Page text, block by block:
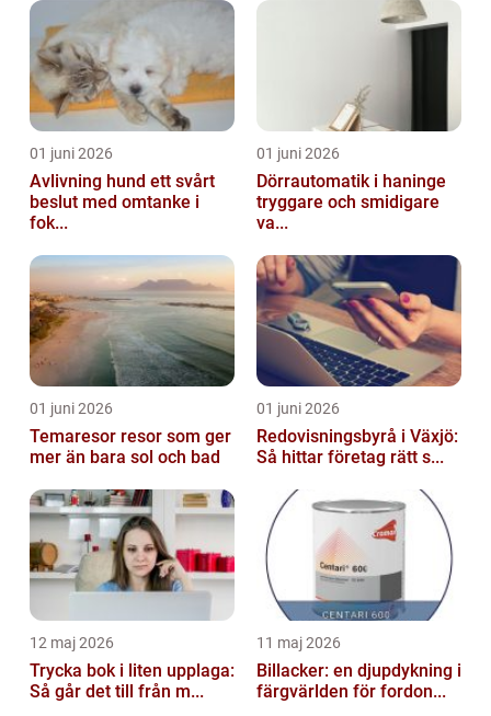
01 juni 2026
Avlivning hund ett svårt
beslut med omtanke i
fok...
01 juni 2026
Dörrautomatik i haninge
tryggare och smidigare
va...
01 juni 2026
Temaresor resor som ger
mer än bara sol och bad
01 juni 2026
Redovisningsbyrå i Växjö:
Så hittar företag rätt s...
12 maj 2026
Trycka bok i liten upplaga:
Så går det till från m...
11 maj 2026
Billacker: en djupdykning i
färgvärlden för fordon...